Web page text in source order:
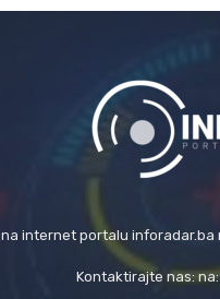
internet portalu
Kontaktirajte nas: